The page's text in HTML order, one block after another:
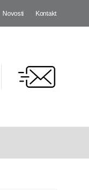
Novosti Kontakt